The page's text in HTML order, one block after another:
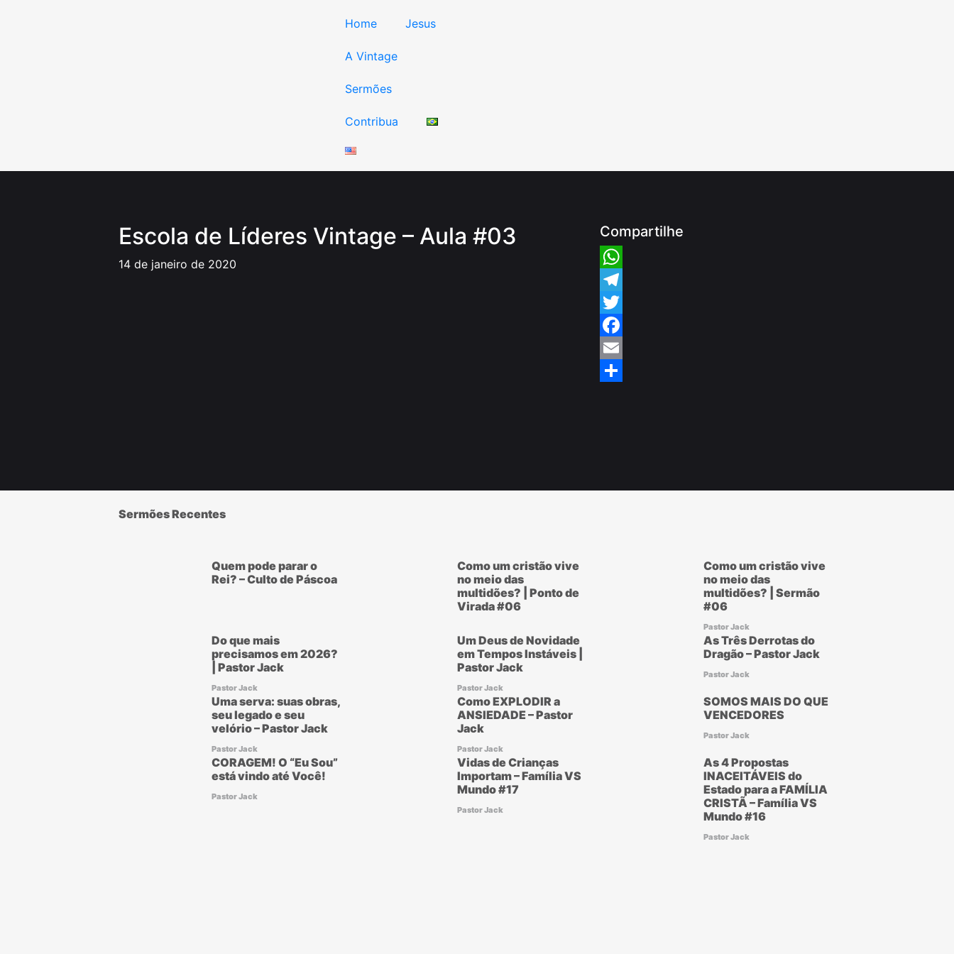
Home Jesus
A Vintage
Sermões
Contribua
Escola de Líderes Vintage – Aula #03
14 de janeiro de 2020
Compartilhe
WhatsApp
Telegram
Twitter
Facebook
Email
Sermões Recentes
Quem pode parar o
Rei? – Culto de Páscoa
Como um cristão vive
no meio das
multidões? | Ponto de
Virada #06
Como um cristão vive
no meio das
multidões? | Sermão
#06
Pastor Jack
Do que mais
precisamos em 2026?
| Pastor Jack
Pastor Jack
Um Deus de Novidade
em Tempos Instáveis |
Pastor Jack
Pastor Jack
As Três Derrotas do
Dragão – Pastor Jack
Pastor Jack
Uma serva: suas obras,
seu legado e seu
velório – Pastor Jack
Pastor Jack
Como EXPLODIR a
ANSIEDADE – Pastor
Jack
Pastor Jack
SOMOS MAIS DO QUE
VENCEDORES
Pastor Jack
CORAGEM! O “Eu Sou”
está vindo até Você!
Pastor Jack
Vidas de Crianças
Importam – Família VS
Mundo #17
Pastor Jack
As 4 Propostas
INACEITÁVEIS do
Estado para a FAMÍLIA
CRISTÃ – Família VS
Mundo #16
Pastor Jack